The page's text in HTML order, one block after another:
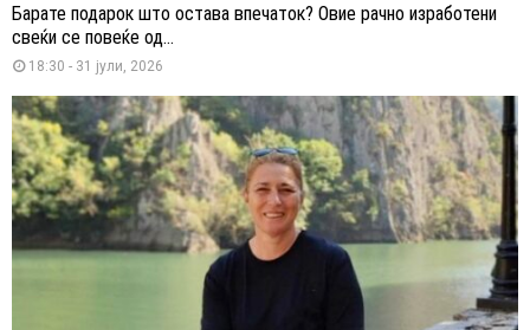
Барате подарок што остава впечаток? Овие рачно изработени
свеќи се повеќе од...
18:30 - 31 јули, 2026